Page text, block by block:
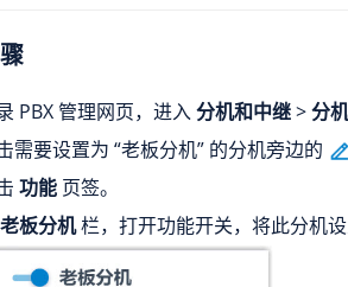
PBX 管理网页，进入分机和中继>分机
需要设置为 “老板分机” 的分机旁边的
功能 页签。
老板分机栏，打开功能开关，将此分机